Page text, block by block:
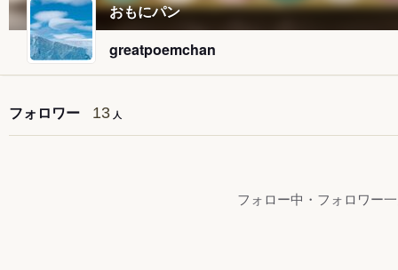
おもにパン
greatpoemchan
フォロワー 13人
フォロー中・フォロワー